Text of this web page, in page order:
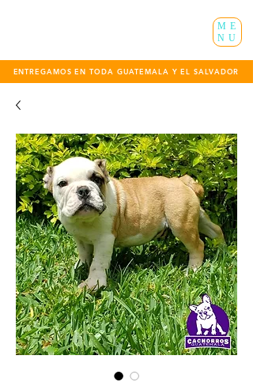
ENTREGAMOS EN TODA GUATEMALA Y EL SALVADOR
ME
NU